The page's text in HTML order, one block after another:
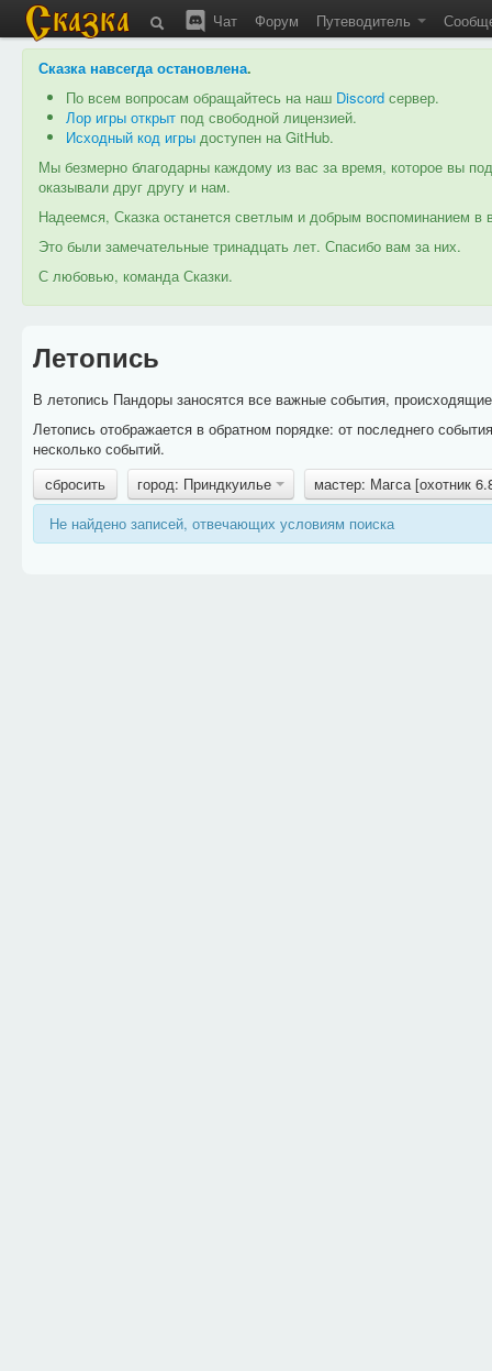
Чат Форум Путеводитель
Сказка навсегда остановлена.
По всем вопросам обращайтесь на наш Discord сервер.
Лор игры открыт под свободной лицензией.
Исходный код игры доступен на GitHub.
Мы безмерно благодарны каждому из вас за время, которое вы
оказывали друг другу и нам.
Надеемся, Сказка останется светлым и добрым воспоминанием
Это были замечательные тринадцать лет. Спасибо вам за них.
С любовью, команда Сказки.
Летопись
В летопись Пандоры заносятся все важные события,
Летопись отображается в обратном порядке: от последнего
несколько событий.
сбросить
город: Приндкуилье
мастер: Магса [охотник
Не найдено записей, отвечающих условиям поиска